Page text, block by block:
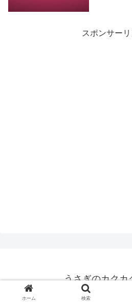
スポンサーリ
うさぎのカクカ
© 2015 うさぎのカク
ホーム 検索